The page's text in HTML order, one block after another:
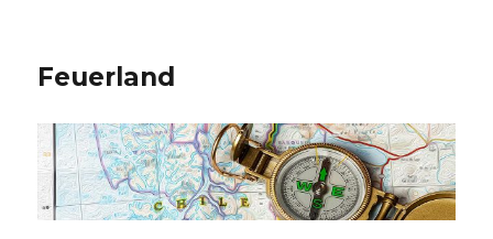
Feuerland